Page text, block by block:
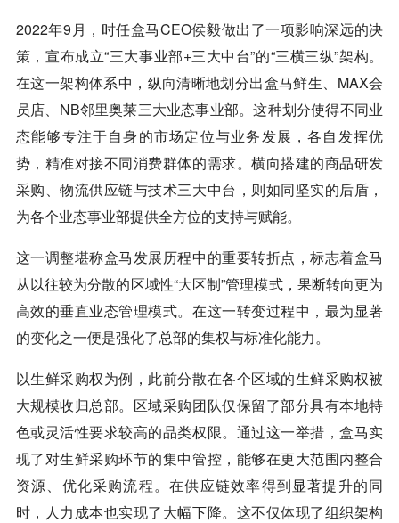
2022年9月，时任盒马CEO侯毅做出了一项影响深远的决
策，宣布成立“三大事业部+三大中台”的“三横三纵”架构。
在这一架构体系中，纵向清晰地划分出盒马鲜生、MAX会
员店、NB邻里奥莱三大业态事业部。这种划分使得不同业
态能够专注于自身的市场定位与业务发展，各自发挥优
势，精准对接不同消费群体的需求。横向搭建的商品研发
采购、物流供应链与技术三大中台，则如同坚实的后盾，
为各个业态事业部提供全方位的支持与赋能。
这一调整堪称盒马发展历程中的重要转折点，标志着盒马
从以往较为分散的区域性“大区制”管理模式，果断转向更为
高效的垂直业态管理模式。在这一转变过程中，最为显著
的变化之一便是强化了总部的集权与标准化能力。
以生鲜采购权为例，此前分散在各个区域的生鲜采购权被
大规模收归总部。区域采购团队仅保留了部分具有本地特
色或灵活性要求较高的品类权限。通过这一举措，盒马实
现了对生鲜采购环节的集中管控，能够在更大范围内整合
资源、优化采购流程。在供应链效率得到显著提升的同
时，人力成本也实现了大幅下降。这不仅体现了组织架构